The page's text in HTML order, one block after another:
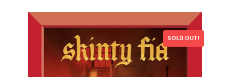
SOLD OUT!